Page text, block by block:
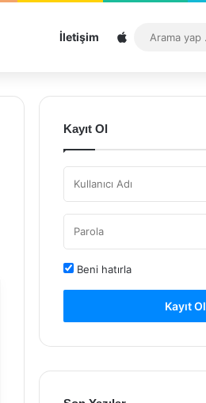
İletişim Sitemap
Kayıt Ol
Beni hatırla
Kayıt Ol